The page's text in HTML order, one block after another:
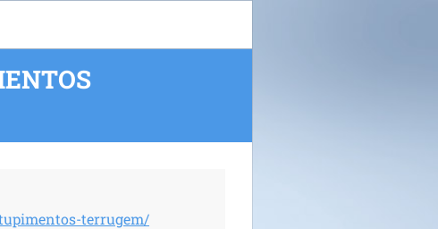
terrugem/